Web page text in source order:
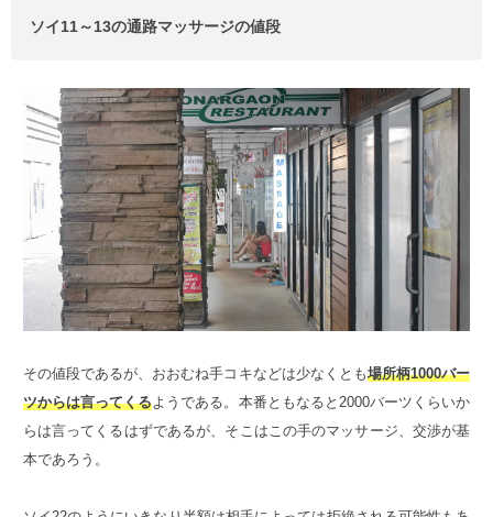
ソイ11～13の通路マッサージの値段
その値段であるが、おおむね手コキなどは少なくとも場所柄1000バー
ツからは言ってくるようである。本番ともなると2000バーツくらいか
らは言ってくるはずであるが、そこはこの手のマッサージ、交渉が基
本であろう。